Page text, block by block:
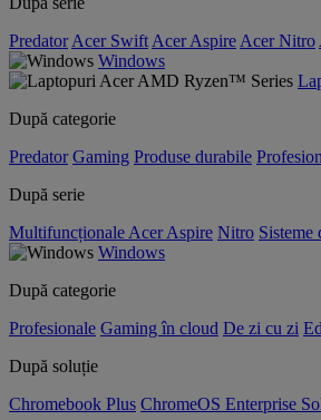
Predator Acer Swift Acer Aspire Acer Nitro
Windows
După categorie
Predator Gaming Produse durabile
După serie
Multifuncționale Acer Aspire Nitro Sisteme
Windows
După categorie
Profesionale Gaming în cloud De zi cu zi
După soluție
Chromebook Plus ChromeOS Enterprise